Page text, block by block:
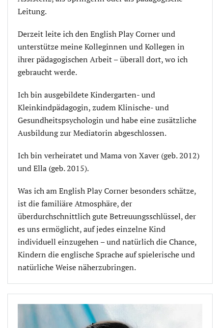
Leitung.
Derzeit leite ich den English Play Corner und
unterstütze meine Kolleginnen und Kollegen in
ihrer pädagogischen Arbeit – überall dort, wo ich
gebraucht werde.
Ich bin ausgebildete Kindergarten- und
Kleinkindpädagogin, zudem Klinische- und
Gesundheitspsychologin und habe eine zusätzliche
Ausbildung zur Mediatorin abgeschlossen.
Ich bin verheiratet und Mama von Xaver (geb. 2012)
und Ella (geb. 2015).
Was ich am English Play Corner besonders schätze,
ist die familiäre Atmosphäre, der
überdurchschnittlich gute Betreuungsschlüssel, der
es uns ermöglicht, auf jedes einzelne Kind
individuell einzugehen – und natürlich die Chance,
Kindern die englische Sprache auf spielerische und
natürliche Weise näherzubringen.